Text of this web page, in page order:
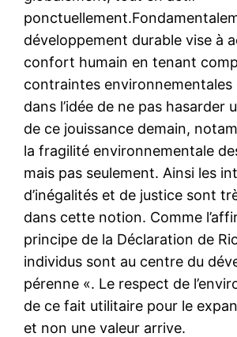
développement durable vise à
confort humain en tenant
contraintes environnementales
dans l’idée de ne pas hasarder
de ce jouissance demain,
la fragilité environnementale
mais pas seulement. Ainsi les
d’inégalités et de justice sont
dans cette notion. Comme
principe de la Déclaration de
individus sont au centre du
pérenne «. Le respect de
de ce fait utilitaire pour le
et non une valeur arrive.